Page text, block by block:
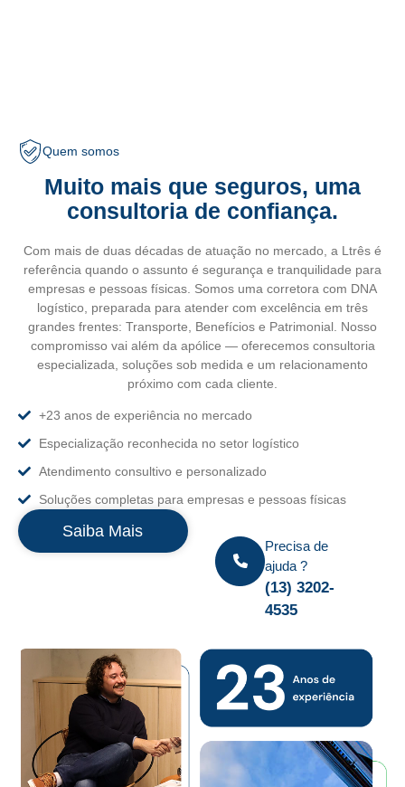
Quem somos
Muito mais que seguros, uma
consultoria de confiança.
Com mais de duas décadas de atuação no mercado, a Ltrês é
referência quando o assunto é segurança e tranquilidade para
empresas e pessoas físicas. Somos uma corretora com DNA
logístico, preparada para atender com excelência em três
grandes frentes: Transporte, Benefícios e Patrimonial. Nosso
compromisso vai além da apólice — oferecemos consultoria
especializada, soluções sob medida e um relacionamento
próximo com cada cliente.
+23 anos de experiência no mercado
Especialização reconhecida no setor logístico
Atendimento consultivo e personalizado
Soluções completas para empresas e pessoas físicas
Saiba Mais
Precisa de
ajuda ?
(13) 3202-
4535